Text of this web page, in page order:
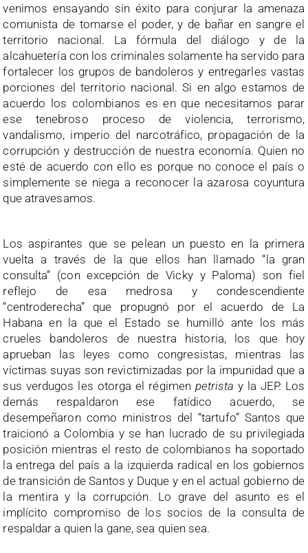
venimos ensayando sin éxito para conjurar la amenaza
comunista de tomarse el poder, y de bañar en sangre el
territorio nacional. La fórmula del diálogo y de la
alcahuetería con los criminales solamente ha servido para
fortalecer los grupos de bandoleros y entregarles vastas
porciones del territorio nacional. Si en algo estamos de
acuerdo los colombianos es en que necesitamos parar
ese tenebroso proceso de violencia, terrorismo,
vandalismo, imperio del narcotráfico, propagación de la
corrupción y destrucción de nuestra economía. Quien no
esté de acuerdo con ello es porque no conoce el país o
simplemente se niega a reconocer la azarosa coyuntura
que atravesamos.
Los aspirantes que se pelean un puesto en la primera
vuelta a través de la que ellos han llamado “la gran
consulta” (con excepción de Vicky y Paloma) son fiel
reflejo de esa medrosa y condescendiente
“centroderecha” que propugnó por el acuerdo de La
Habana en la que el Estado se humilló ante los más
crueles bandoleros de nuestra historia, los que hoy
aprueban las leyes como congresistas, mientras las
víctimas suyas son revictimizadas por la impunidad que a
sus verdugos les otorga el régimen petrista y la JEP. Los
demás respaldaron ese fatídico acuerdo, se
desempeñaron como ministros del “tartufo” Santos que
traicionó a Colombia y se han lucrado de su privilegiada
posición mientras el resto de colombianos ha soportado
la entrega del país a la izquierda radical en los gobiernos
de transición de Santos y Duque y en el actual gobierno de
la mentira y la corrupción. Lo grave del asunto es el
implícito compromiso de los socios de la consulta de
respaldar a quien la gane, sea quien sea.